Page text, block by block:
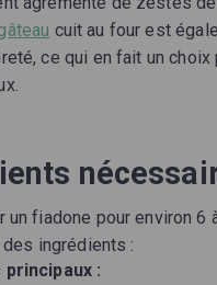
cuit au four est
ce qui en fait un choix
un fiadone pour environ 6
ingrédients :
principaux :